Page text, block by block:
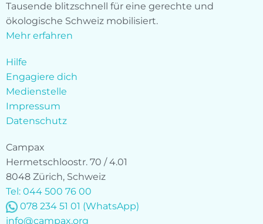
Tausende blitzschnell für eine gerechte und
ökologische Schweiz mobilisiert.
Mehr erfahren
Hilfe
Engagiere dich
Medienstelle
Impressum
Datenschutz
Campax
Hermetschloostr. 70 / 4.01
8048 Zürich, Schweiz
Tel: 044 500 76 00
078 234 51 01 (WhatsApp)
info@campax.org